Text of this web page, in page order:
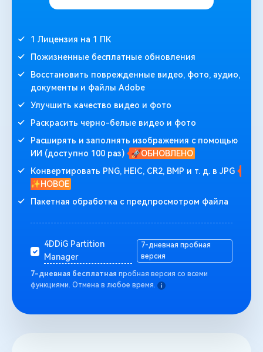
1 Лицензия на 1 ПК
Пожизненные бесплатные обновления
Восстановить поврежденные видео, фото, аудио,
документы и файлы Adobe
Улучшить качество видео и фото
Раскрасить черно-белые видео и фото
Расширять и заполнять изображения с помощью
ИИ (доступно 100 раз)
🚀ОБНОВЛЕНО
Конвертировать PNG, HEIC, CR2, BMP и т. д. в JPG
✨НОВОЕ
Пакетная обработка с предпросмотром файла
4DDiG Partition
Manager
7-дневная пробная
версия
7-дневная бесплатная пробная версия со всеми
функциями. Отмена в любое время.